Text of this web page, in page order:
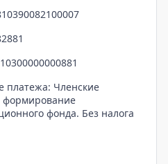
платежа: Членские
формирование
фонда. Без налога